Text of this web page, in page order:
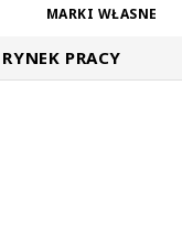
MARKI WŁASNE
RYNEK PRACY